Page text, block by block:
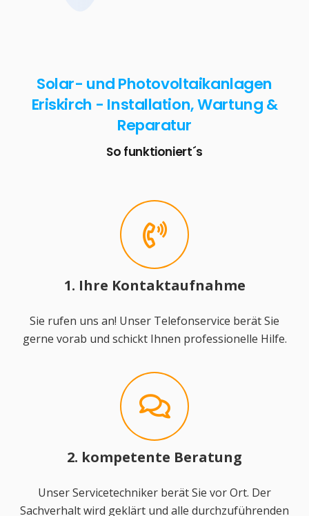
Solar- und Photovoltaikanlagen
Eriskirch - Installation, Wartung &
Reparatur
So funktioniert´s
1. Ihre Kontaktaufnahme
Sie rufen uns an! Unser Telefonservice berät Sie
gerne vorab und schickt Ihnen professionelle Hilfe.
2. kompetente Beratung
Unser Servicetechniker berät Sie vor Ort. Der
Sachverhalt wird geklärt und alle durchzuführenden